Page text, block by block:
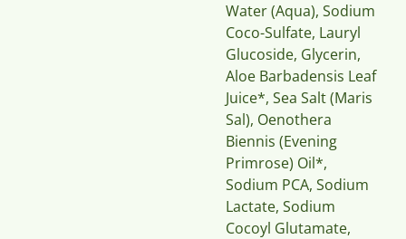
Water (Aqua), Sodium
Coco-Sulfate, Lauryl
Glucoside, Glycerin,
Aloe Barbadensis Leaf
Juice*, Sea Salt (Maris
Sal), Oenothera
Biennis (Evening
Primrose) Oil*,
Sodium PCA, Sodium
Lactate, Sodium
Cocoyl Glutamate,